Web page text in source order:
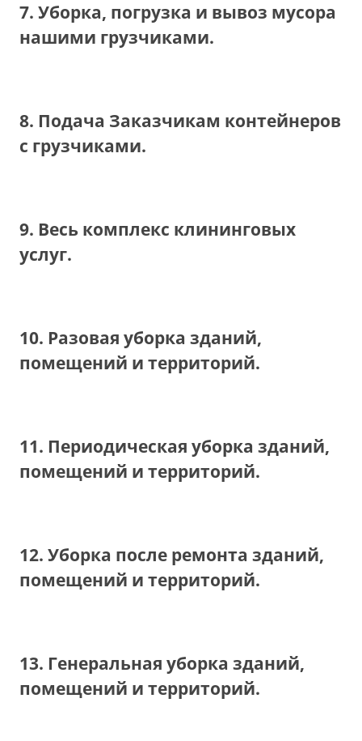
7. Уборка, погрузка и вывоз мусора
нашими грузчиками.
8. Подача Заказчикам контейнеров
с грузчиками.
9. Весь комплекс клининговых
услуг.
10. Разовая уборка зданий,
помещений и территорий.
11. Периодическая уборка зданий,
помещений и территорий.
12. Уборка после ремонта зданий,
помещений и территорий.
13. Генеральная уборка зданий,
помещений и территорий.